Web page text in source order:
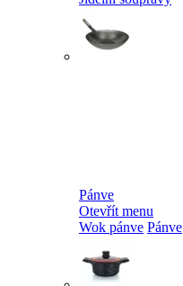
Pánve
Otevřít menu
Wok pánve Pánve